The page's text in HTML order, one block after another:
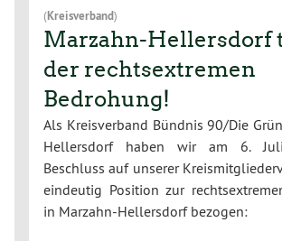
(Kreisverband)
Marzahn-Hellersdorf
der rechtsextremen
Bedrohung!
Als Kreisverband Bündnis 90/Die
Hellersdorf haben wir am 6.
Beschluss auf unserer
eindeutig Position zur
in Marzahn-Hellersdorf bezogen: